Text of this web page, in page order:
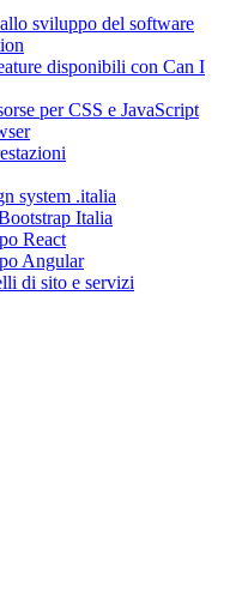
sviluppo del software
disponibili con Can I
per CSS e JavaScript
system .italia
Italia
React
Angular
di sito e servizi